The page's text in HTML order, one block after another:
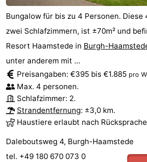
Surfen
-
Essen
und
trinken
Veranstaltungen
Praktisch
Forum
Bungalow für bis zu 4 Personen.
zwei Schlafzimmern, ist ±70m² und
Resort Haamstede in Burgh-
unter anderem mit ...
Preisangaben: €395 bis €1.885 pro
Max. 4 personen.
Schlafzimmer: 2.
Strandentfernung: ±3,0 km.
Haustiere erlaubt nach
Daleboutsweg 4, Burgh-Haamstede
tel. +49 180 670 073 0